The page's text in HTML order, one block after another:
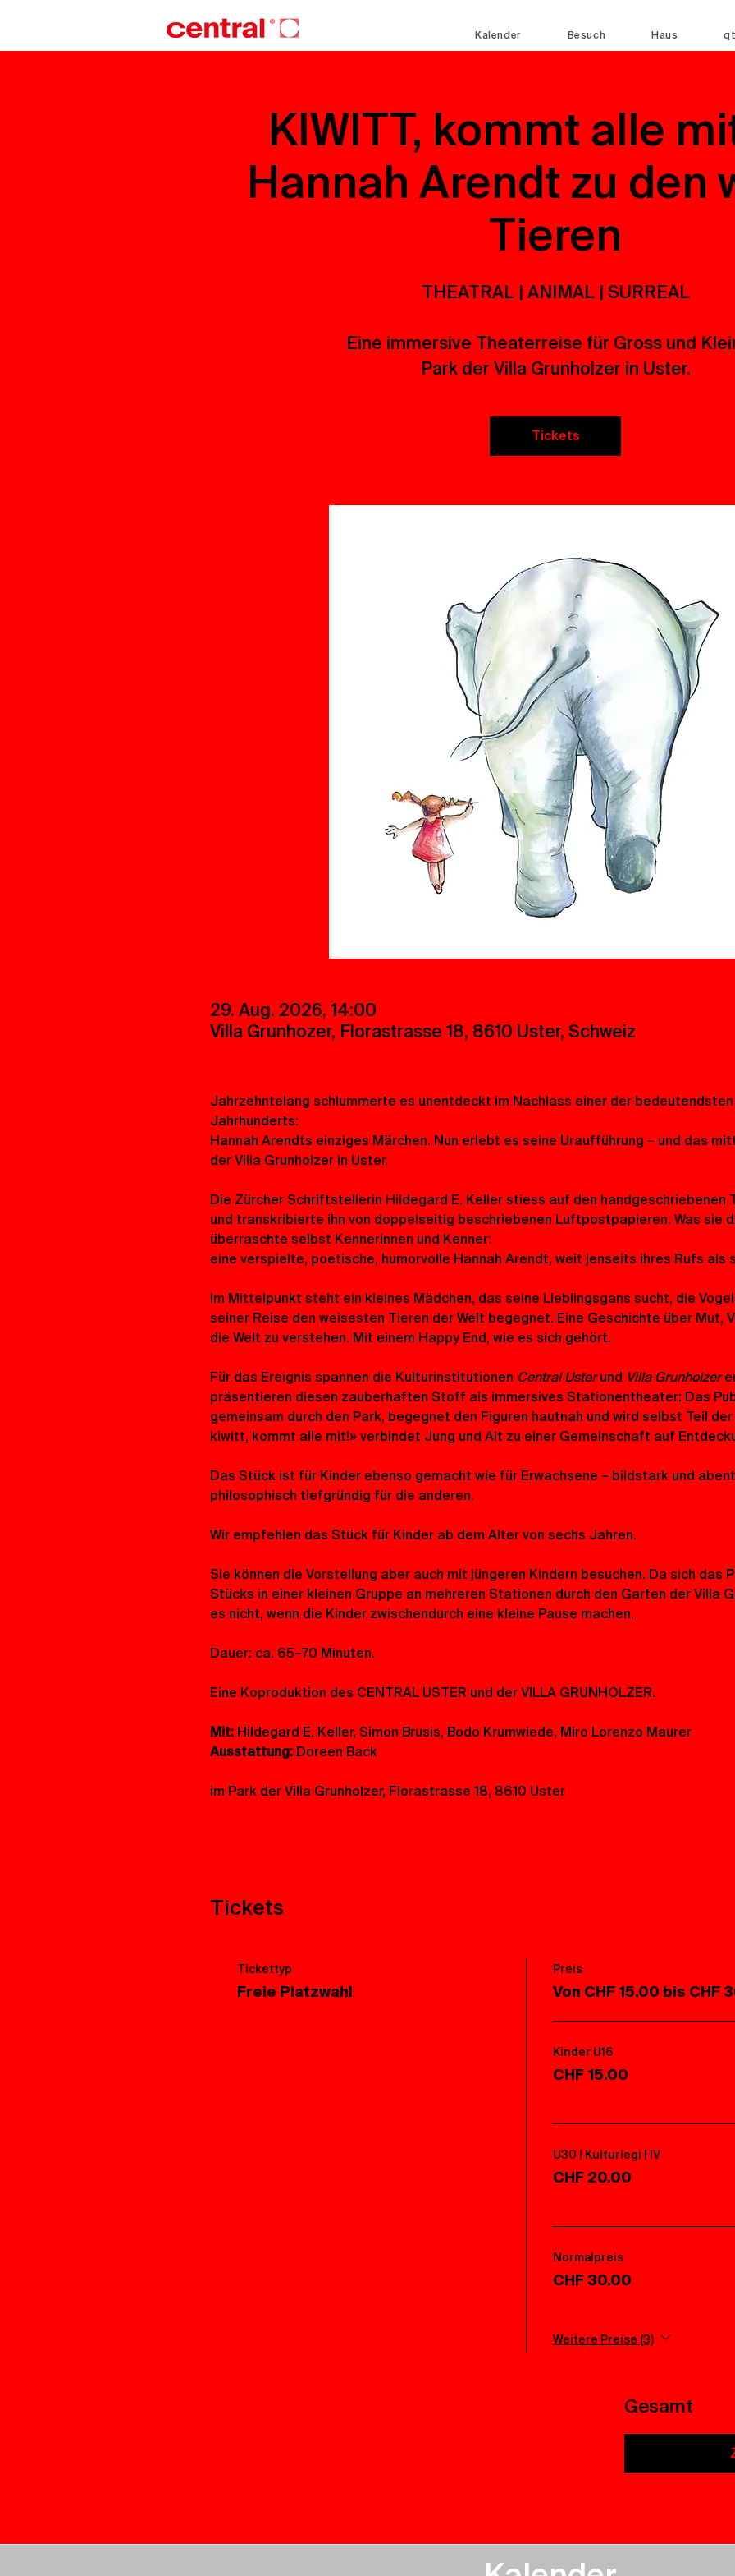
Kalender Besuch Haus
KIWITT, kommt alle
Hannah Arendt zu den
Tieren
THEATRAL | ANIMAL | SURREAL
Eine immersive Theaterreise für Gross und
Park der Villa Grunholzer in Uster.
Tickets
29. Aug. 2026, 14:00
Villa Grunhozer, Florastrasse 18, 8610 Uster, Schweiz
Jahrzehntelang schlummerte es unentdeckt im Nachlass einer der
Jahrhunderts:
Hannah Arendts einziges Märchen. Nun erlebt es seine Uraufführung – und das
der Villa Grunholzer in Uster.
Die Zürcher Schriftstellerin Hildegard E. Keller stiess auf den handgeschriebenen
und transkribierte ihn von doppelseitig beschriebenen Luftpostpapieren. Was sie
überraschte selbst Kennerinnen und Kenner:
eine verspielte, poetische, humorvolle Hannah Arendt, weit jenseits ihres Rufs als
Im Mittelpunkt steht ein kleines Mädchen, das seine Lieblingsgans sucht, die
seiner Reise den weisesten Tieren der Welt begegnet. Eine Geschichte über Mut,
die Welt zu verstehen. Mit einem Happy End, wie es sich gehört.
Für das Ereignis spannen die Kulturinstitutionen Central Uster und Villa Grunholzer
präsentieren diesen zauberhaften Stoff als immersives Stationentheater: Das
gemeinsam durch den Park, begegnet den Figuren hautnah und wird selbst Teil
kiwitt, kommt alle mit!» verbindet Jung und Alt zu einer Gemeinschaft auf
Das Stück ist für Kinder ebenso gemacht wie für Erwachsene – bildstark und
philosophisch tiefgründig für die anderen.
Wir empfehlen das Stück für Kinder ab dem Alter von sechs Jahren.
Sie können die Vorstellung aber auch mit jüngeren Kindern besuchen. Da sich das
Stücks in einer kleinen Gruppe an mehreren Stationen durch den Garten der Villa
es nicht, wenn die Kinder zwischendurch eine kleine Pause machen.
Dauer: ca. 65–70 Minuten.
Eine Koproduktion des CENTRAL USTER und der VILLA GRUNHOLZER.
Mit: Hildegard E. Keller, Simon Brusis, Bodo Krumwiede, Miro Lorenzo Maurer
Ausstattung: Doreen Back
im Park der Villa Grunholzer, Florastrasse 18, 8610 Uster
Tickets
Tickettyp
Freie Platzwahl
Preis
Von CHF 15.00 bis CHF
Kinder U16
CHF 15.00
U30 | Kulturlegi | IV
CHF 20.00
Normalpreis
CHF 30.00
Weitere Preise (3)
Gesamt